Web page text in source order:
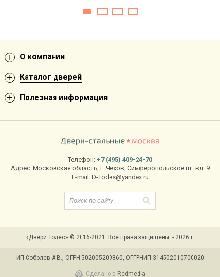
О компании
Каталог дверей
Полезная информация
Телефон: +7 (495) 409-24-70
Адрес: Московская область, г. Чехов, Симферопольское ш., вл. 9
E-mail: D-Todes@yandex.ru
«Двери Тодес» © 2016-2021. Все права защищены. - 2026 г.
ИП Соболев А.В., ОГРН 502005209860, ОГГРНИП 314502010700020
Сделано в Redmedia